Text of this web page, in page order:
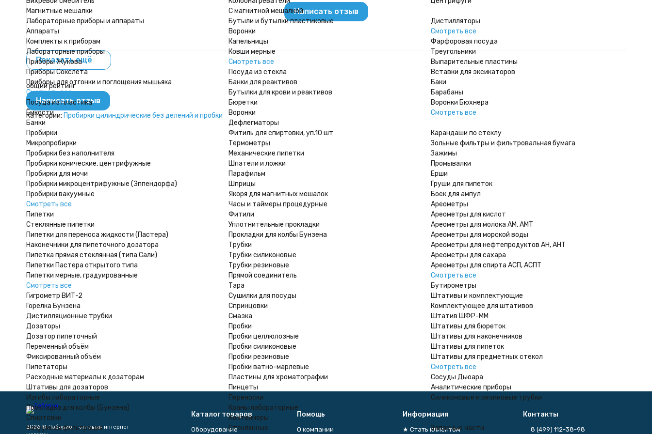
Магнитные мешалки
С магнитной мешалкой
Лабораторные приборы и аппараты
Аппараты
Комплекты к приборам
Лабораторные приборы
Приборы Жукова
Приборы Сокслета
Приборы для отгонки и поглощения мышьяка
Смотреть все
Посуда из пластика
Ёмкости
Банки
Бутыли и бутылки пластиковые
Воронки
Капельницы
Ковши мерные
Смотреть все
Посуда из стекла
Банки для реактивов
Бутылки для крови и реактивов
Бюретки
Воронки
Дефлегматоры
Дистилляторы
Смотреть все
Фарфоровая посуда
Треугольники
Выпарительные пластины
Вставки для эксикаторов
Баки
Барабаны
Воронки Бюхнера
Смотреть все
Пробирки
Микропробирки
Пробирки без наполнителя
Пробирки конические, центрифужные
Пробирки для мочи
Пробирки микроцентрифужные (Эппендорфа)
Пробирки вакуумные
Смотреть все
Пипетки
Стеклянные пипетки
Пипетки для переноса жидкости (Пастера)
Наконечники для пипеточного дозатора
Пипетка прямая стеклянная (типа Сали)
Пипетки Пастера открытого типа
Пипетки мерные, градуированные
Смотреть все
Гигрометр ВИТ-2
Горелка Бунзена
Дистилляционные трубки
Дозаторы
Дозатор пипеточный
Переменный объём
Фиксированный объём
Пипетаторы
Расходные материалы к дозаторам
Штативы для дозаторов
Изгибы лабораторные
Прокладка для колбы (Бунзена)
Спиртовки
Фитиль для спиртовки, уп.10 шт
Термометры
Механические пипетки
Шпатели и ложки
Парафильм
Шприцы
Якоря для магнитных мешалок
Часы и таймеры процедурные
Фитили
Уплотнительные прокладки
Прокладки для колбы Бунзена
Трубки
Трубки силиконовые
Трубки резиновые
Прямой соединитель
Тара
Сушилки для посуды
Спринцовки
Смазка
Пробки
Пробки целлюлозные
Пробки силиконовые
Пробки резиновые
Пробки ватно-марлевые
Пластины для хроматографии
Пинцеты
Переноски
Краны лабораторные
Контейнеры
Карандаши по стеклу
Зольные фильтры и фильтровальная бумага
Зажимы
Промывалки
Ерши
Груши для пипеток
Боек для ампул
Ареометры
Ареометры для кислот
Ареометры для молока АМ, АМТ
Ареометры для морской воды
Ареометры для нефтепродуктов АН, АНТ
Ареометры для сахара
Ареометры для спирта АСП, АСПТ
Смотреть все
Бутирометры
Штативы и комплектующие
Комплектующее для штативов
Штатив ШФР-ММ
Штативы для бюреток
Штативы для наконечников
Штативы для пипеток
Штативы для предметных стекол
Смотреть все
Сосуды Дьюара
Аналитические приборы
Силиконовые и резиновые трубки
Вакуумная фильтрация Стеклянные Запасные части
Написать отзыв
Показать ещё
общий рейтинг
Написать отзыв
Категории: Пробирки цилиндрические без делений и пробки
2026 © Лаборио — оптовый интернет-
Каталог товаров
Оборудование
Помощь
О компании
Информация
★ Стать клиентом
Контакты
8 (499) 112-38-98